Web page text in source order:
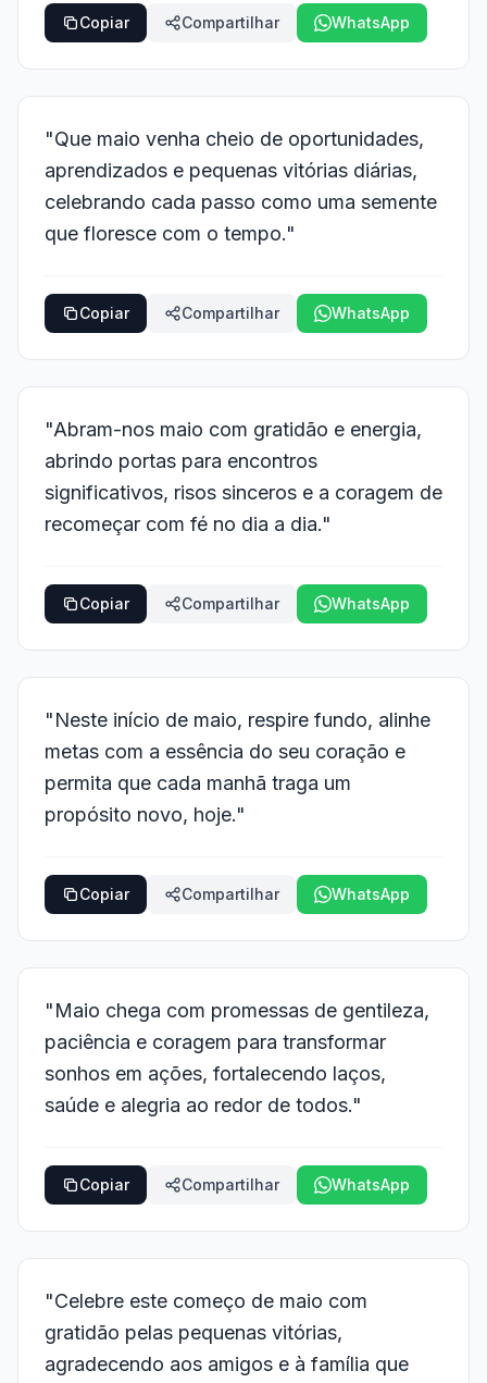
Copiar Compartilhar WhatsApp
"Que maio venha cheio de oportunidades,
aprendizados e pequenas vitórias diárias,
celebrando cada passo como uma semente
que floresce com o tempo."
Copiar Compartilhar WhatsApp
"Abram-nos maio com gratidão e energia,
abrindo portas para encontros
significativos, risos sinceros e a coragem de
recomeçar com fé no dia a dia."
Copiar Compartilhar WhatsApp
"Neste início de maio, respire fundo, alinhe
metas com a essência do seu coração e
permita que cada manhã traga um
propósito novo, hoje."
Copiar Compartilhar WhatsApp
"Maio chega com promessas de gentileza,
paciência e coragem para transformar
sonhos em ações, fortalecendo laços,
saúde e alegria ao redor de todos."
Copiar Compartilhar WhatsApp
"Celebre este começo de maio com
gratidão pelas pequenas vitórias,
agradecendo aos amigos e à família que